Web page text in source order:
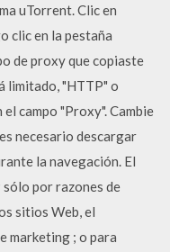
uTorrent. Clic en
clic en la pestaña
de proxy que copiaste
limitado, "HTTP" o
campo "Proxy". Cambie
necesario descargar
la navegación. El
por razones de
sitios Web, el
marketing ; o para